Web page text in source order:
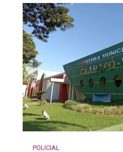
POLICIAL